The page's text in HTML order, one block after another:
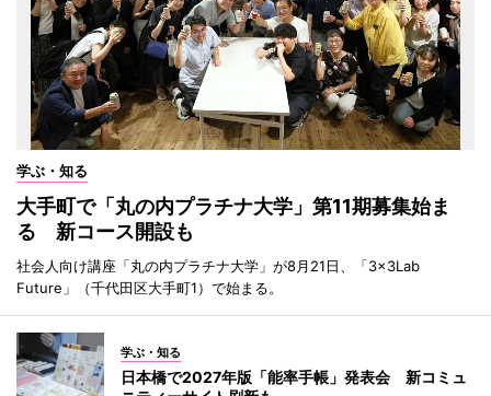
学ぶ・知る
大手町で「丸の内プラチナ大学」第11期募集始ま
る 新コース開設も
社会人向け講座「丸の内プラチナ大学」が8月21日、「3×3Lab
Future」（千代田区大手町1）で始まる。
学ぶ・知る
日本橋で2027年版「能率手帳」発表会 新コミュ